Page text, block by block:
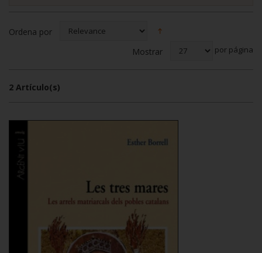
Ordena por
Mostrar
por página
2 Artículo(s)